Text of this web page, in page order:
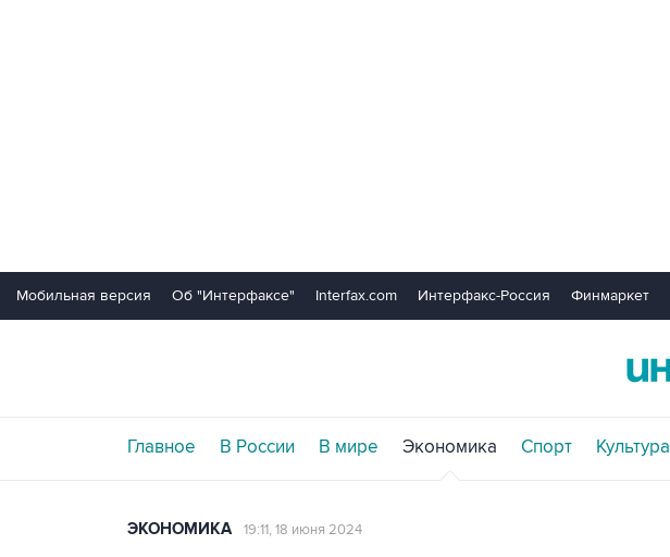
Мобильная версия Об "Интерфаксе" Interfax.com Интерфакс-Россия Финмаркет
Главное В России В мире Экономика Спорт Культура
ЭКОНОМИКА 19:11, 18 июня 2024